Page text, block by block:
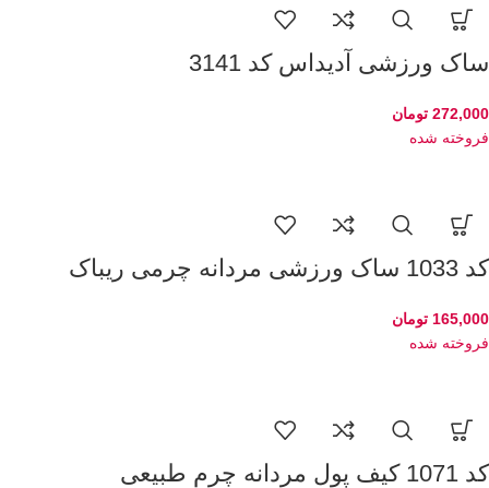
ساک ورزشی آدیداس کد 3141
272,000 تومان
فروخته شده
کد 1033 ساک ورزشی مردانه چرمی ریباک
165,000 تومان
فروخته شده
کد 1071 کیف پول مردانه چرم طبیعی